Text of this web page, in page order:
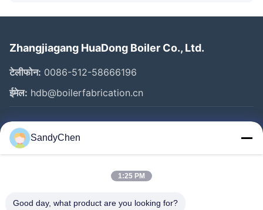
Zhangjiagang HuaDong Boiler Co., Ltd.
टेलीफोन: 0086-512-58666196
ईमेल: hdb@boilerfabrication.cn
त्वरित लिंक
घर
वीडियो
SandyChen
1:25 PM
Good day, what product are you looking for?